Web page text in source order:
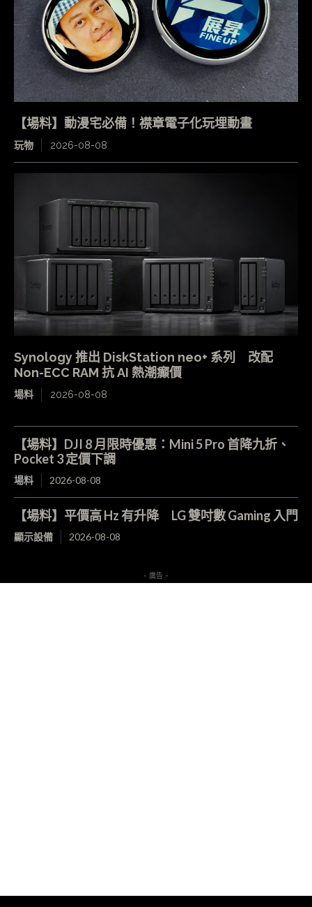
【場料】動漫宅必備！襟章電子化玩埋動畫
玩物 2026-08-08
Synology 推出 DiskStation neo+ 系列 改配
Non-ECC RAM 抗 AI 熱潮癲價
場料 2026-08-08
【場料】DJI 8 月限時優惠：Mini 5 Pro 首降九折、
Pocket 3 定價下調
場料 2026-08-08
【場料】平價高 Hz 有升降 LG 雙吋數 Gaming 入門
顯示設備 2026-08-08
- 廣告 -